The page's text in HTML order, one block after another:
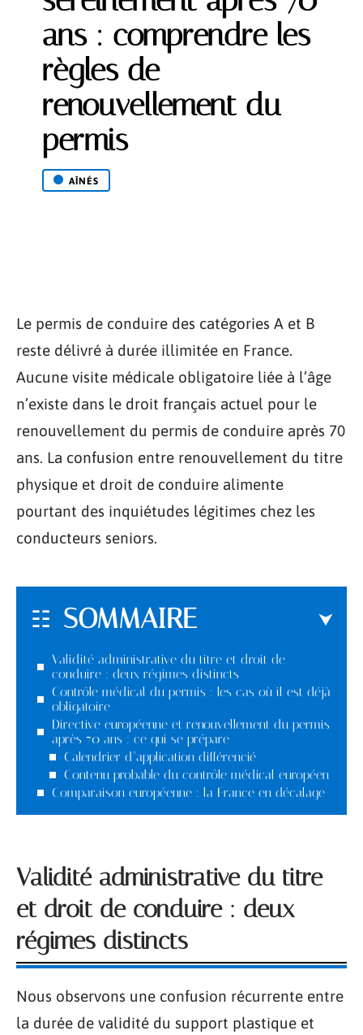
ans : comprendre les
règles de
renouvellement du
permis
AÎNÉS
Le permis de conduire des catégories A et B
reste délivré à durée illimitée en France.
Aucune visite médicale obligatoire liée à l’âge
n’existe dans le droit français actuel pour le
renouvellement du permis de conduire après 70
ans. La confusion entre renouvellement du titre
physique et droit de conduire alimente
pourtant des inquiétudes légitimes chez les
conducteurs seniors.
SOMMAIRE
Validité administrative du titre et droit de
conduire : deux régimes distincts
Contrôle médical du permis : les cas où il est déjà
obligatoire
Directive européenne et renouvellement du permis
après 70 ans : ce qui se prépare
Calendrier d’application différencié
Contenu probable du contrôle médical européen
Comparaison européenne : la France en décalage
Validité administrative du titre
et droit de conduire : deux
régimes distincts
Nous observons une confusion récurrente entre
la durée de validité du support plastique et